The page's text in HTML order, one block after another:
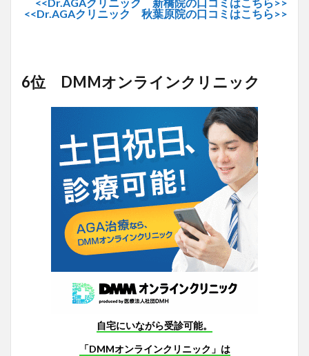
<<Dr.AGAクリニック 秋葉原院の口コミはこちら>>
6位 DMMオンラインクリニック
自宅にいながら受診可能。
「DMMオンラインクリニック」は